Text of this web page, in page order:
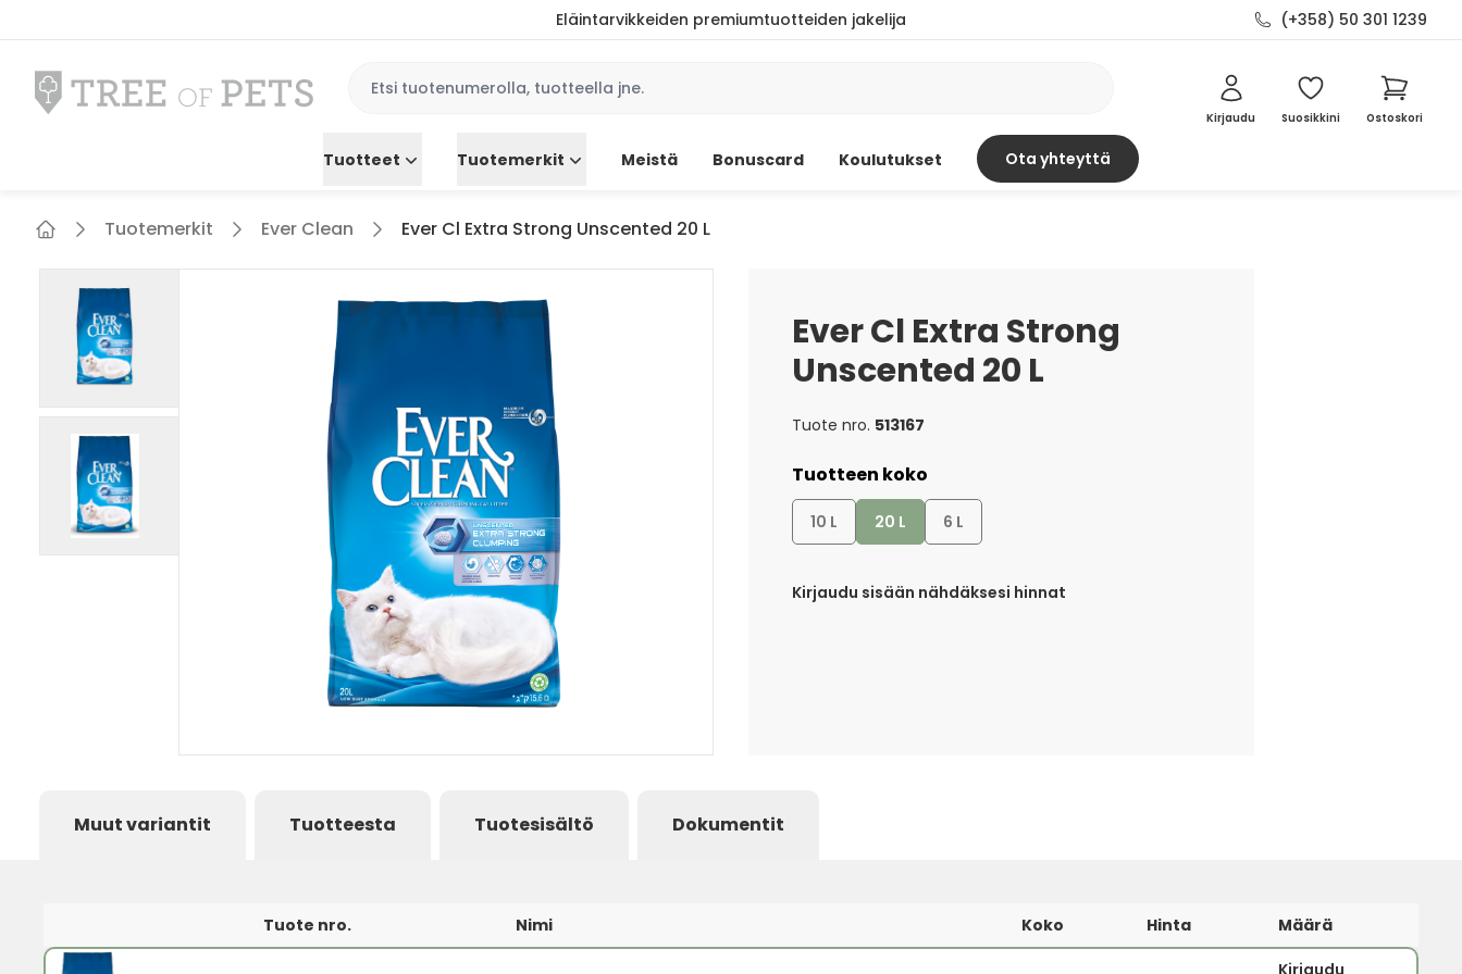
Eläintarvikkeiden premiumtuotteiden jakelija (+358) 50 301 1239
Kirjaudu Suosikkini Ostoskori
Tuotteet Tuotemerkit Meistä Bonuscard Koulutukset Ota yhteyttä
Tuotemerkit Ever Clean Ever Cl Extra Strong Unscented 20 L
Ever Cl Extra Strong
Unscented 20 L
Tuote nro. 513167
Tuotteen koko
10 L 20 L 6 L
Kirjaudu sisään nähdäksesi hinnat
Muut variantit Tuotteesta Tuotesisältö Dokumentit
Tuote nro. Nimi Koko Hinta Määrä
Kirjaudu